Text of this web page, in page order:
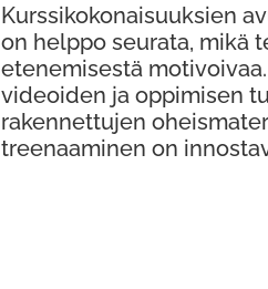
Kurssikokonaisuuksien
on helppo seurata, mikä
etenemisestä
videoiden ja oppimisen
rakennettujen
treenaaminen on